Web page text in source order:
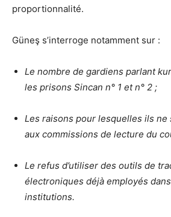
proportionnalité.
Güneş s’interroge notamment sur :
Le nombre de gardiens parlant
les prisons Sincan n° 1 et n° 2 ;
Les raisons pour lesquelles ils ne
aux commissions de lecture du
Le refus d’utiliser des outils de
électroniques déjà employés dans
institutions.